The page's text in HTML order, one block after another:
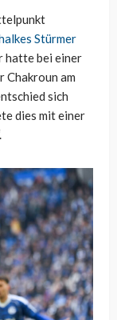
Stürmer
hatte bei einer
Chakroun am
sich
dies mit einer